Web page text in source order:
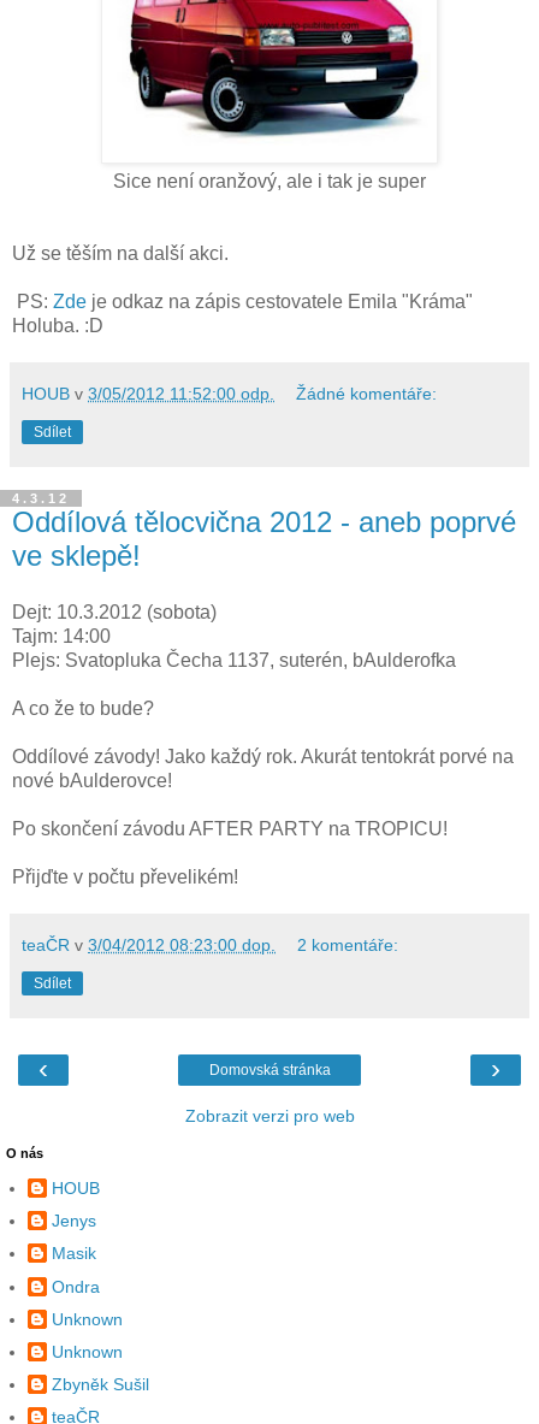
Sice není oranžový, ale i tak je super
Už se těším na další akci.
PS: Zde je odkaz na zápis cestovatele Emila "Kráma"
Holuba. :D
HOUB v 3/05/2012 11:52:00 odp. Žádné komentáře:
Sdílet
4.3.12
Oddílová tělocvična 2012 - aneb poprvé
ve sklepě!
Dejt: 10.3.2012 (sobota)
Tajm: 14:00
Plejs: Svatopluka Čecha 1137, suterén, bAulderofka
A co že to bude?
Oddílové závody! Jako každý rok. Akurát tentokrát porvé na
nové bAulderovce!
Po skončení závodu AFTER PARTY na TROPICU!
Přijďte v počtu převelikém!
teaČR v 3/04/2012 08:23:00 dop. 2 komentáře:
Sdílet
‹ ›
Domovská stránka
Zobrazit verzi pro web
O nás
HOUB
Jenys
Masik
Ondra
Unknown
Unknown
Zbyněk Sušil
teaČR